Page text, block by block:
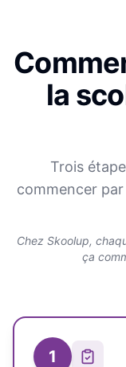
la
Trois
commencer
Chez Skoolup,
ça
1